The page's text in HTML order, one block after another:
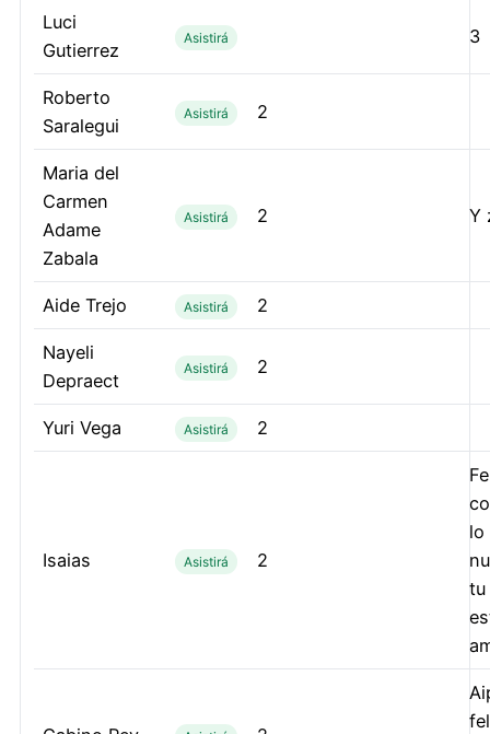
Luci
Gutierrez
Asistirá 3
Roberto
Saralegui
Asistirá 2
Maria del
Carmen
Adame
Zabala
Asistirá 2 Y
Aide Trejo Asistirá 2
Nayeli
Depraect
Asistirá 2
Yuri Vega Asistirá 2
Isaias Asistirá 2
lo
tu